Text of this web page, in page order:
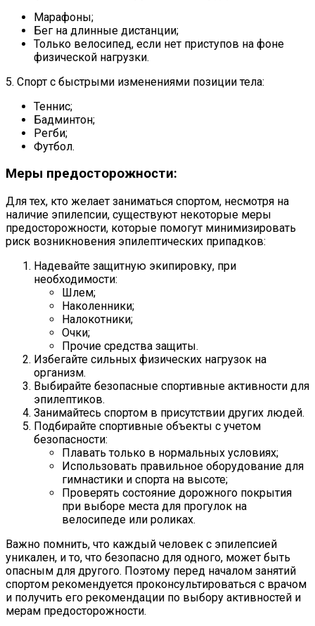
Марафоны;
Бег на длинные дистанции;
Только велосипед, если нет приступов на фоне
физической нагрузки.
5. Спорт с быстрыми изменениями позиции тела:
Теннис;
Бадминтон;
Регби;
Футбол.
Меры предосторожности:
Для тех, кто желает заниматься спортом, несмотря на
наличие эпилепсии, существуют некоторые меры
предосторожности, которые помогут минимизировать
риск возникновения эпилептических припадков:
Надевайте защитную экипировку, при
необходимости:
Шлем;
Наколенники;
Налокотники;
Очки;
Прочие средства защиты.
Избегайте сильных физических нагрузок на
организм.
Выбирайте безопасные спортивные активности для
эпилептиков.
Занимайтесь спортом в присутствии других людей.
Подбирайте спортивные объекты с учетом
безопасности:
Плавать только в нормальных условиях;
Использовать правильное оборудование для
гимнастики и спорта на высоте;
Проверять состояние дорожного покрытия
при выборе места для прогулок на
велосипеде или роликах.
Важно помнить, что каждый человек с эпилепсией
уникален, и то, что безопасно для одного, может быть
опасным для другого. Поэтому перед началом занятий
спортом рекомендуется проконсультироваться с врачом
и получить его рекомендации по выбору активностей и
мерам предосторожности.